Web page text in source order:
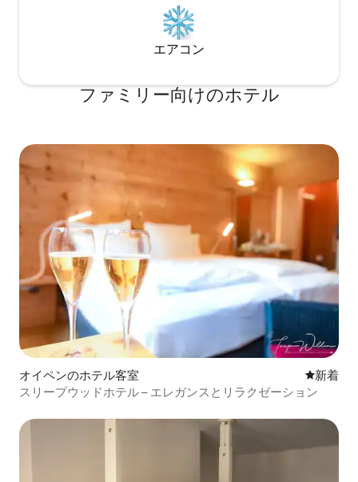
時間早く到着した場合は、荷物預かりを
利用できます。 チェックアウト： 11:30ま
でに部屋を空ける必要があります。 あな
たの一日を最大限に活用するために、 私
エアコン
ファミリー向⁠け⁠のホ⁠テ⁠ル
オイペンのホテル客室 新しい宿
新着
スリープウッドホテル – エレガンスとリラクゼーション